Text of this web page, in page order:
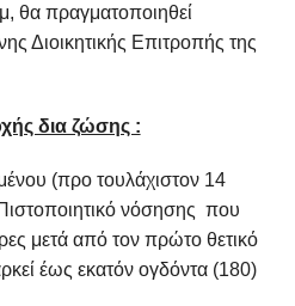
θα πραγματοποιηθεί
Διοικητικής Επιτροπής της
δια ζώσης :
(προ τουλάχιστον 14
νόσησης που
μετά από τον πρώτο θετικό
έως εκατόν ογδόντα (180)